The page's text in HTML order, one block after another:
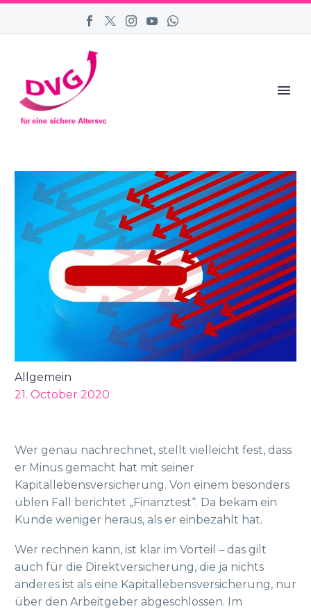
Allgemein
21. October 2020
Wer genau nachrechnet, stellt vielleicht fest, dass
er Minus gemacht hat mit seiner
Kapitallebensversicherung. Von einem besonders
üblen Fall berichtet „Finanztest“. Da bekam ein
Kunde weniger heraus, als er einbezahlt hat.
Wer rechnen kann, ist klar im Vorteil – das gilt
auch für die Direktversicherung, die ja nichts
anderes ist als eine Kapitallebensversicherung, nur
über den Arbeitgeber abgeschlossen. Im